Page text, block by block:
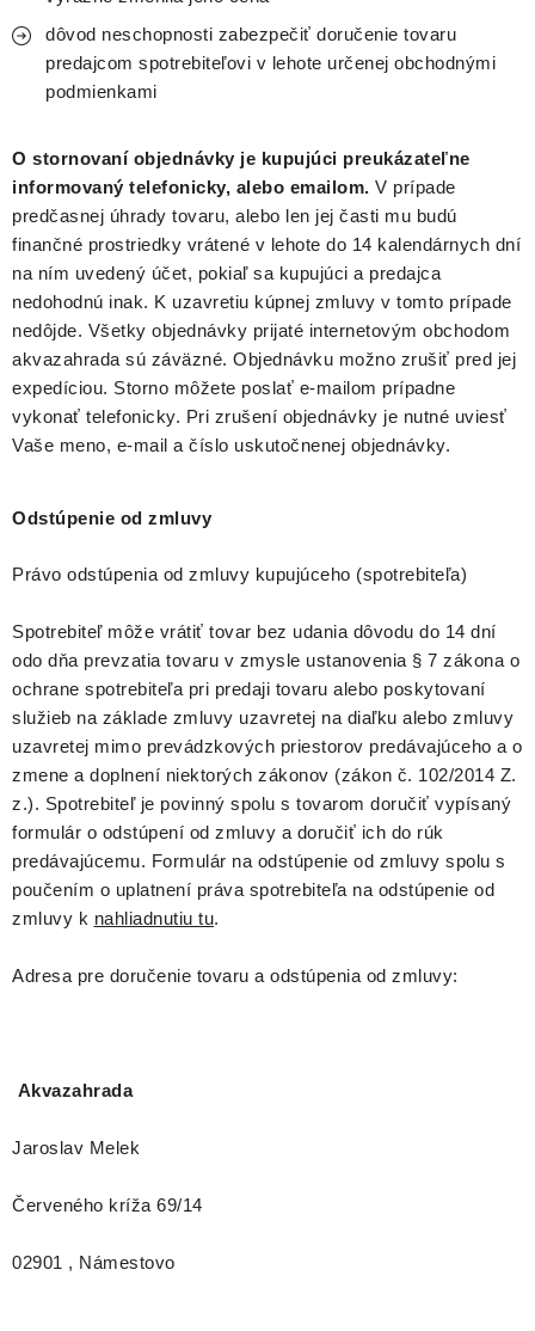
dôvod neschopnosti zabezpečiť doručenie tovaru
predajcom spotrebiteľovi v lehote určenej obchodnými
podmienkami
O stornovaní objednávky je kupujúci preukázateľne
informovaný telefonicky, alebo emailom. V prípade
predčasnej úhrady tovaru, alebo len jej časti mu budú
finančné prostriedky vrátené v lehote do 14 kalendárnych dní
na ním uvedený účet, pokiaľ sa kupujúci a predajca
nedohodnú inak. K uzavretiu kúpnej zmluvy v tomto prípade
nedôjde. Všetky objednávky prijaté internetovým obchodom
akvazahrada sú záväzné. Objednávku možno zrušiť pred jej
expedíciou. Storno môžete poslať e-mailom prípadne
vykonať telefonicky. Pri zrušení objednávky je nutné uviesť
Vaše meno, e-mail a číslo uskutočnenej objednávky.
Odstúpenie od zmluvy
Právo odstúpenia od zmluvy kupujúceho (spotrebiteľa)
Spotrebiteľ môže vrátiť tovar bez udania dôvodu do 14 dní
odo dňa prevzatia tovaru v zmysle ustanovenia § 7 zákona o
ochrane spotrebiteľa pri predaji tovaru alebo poskytovaní
služieb na základe zmluvy uzavretej na diaľku alebo zmluvy
uzavretej mimo prevádzkových priestorov predávajúceho a o
zmene a doplnení niektorých zákonov (zákon č. 102/2014 Z.
z.). Spotrebiteľ je povinný spolu s tovarom doručiť vypísaný
formulár o odstúpení od zmluvy a doručiť ich do rúk
predávajúcemu. Formulár na odstúpenie od zmluvy spolu s
poučením o uplatnení práva spotrebiteľa na odstúpenie od
zmluvy k nahliadnutiu tu.
Adresa pre doručenie tovaru a odstúpenia od zmluvy:
Akvazahrada
Jaroslav Melek
Červeného kríža 69/14
02901 , Námestovo